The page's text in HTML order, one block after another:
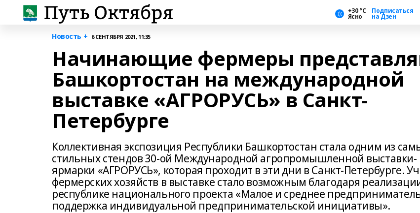
+30 °С
Ясно
Подписаться
на Дзен
Новость + 6 СЕНТЯБРЯ 2021, 11:35
Начинающие фермеры
Башкортостан на международной
выставке «АГРОРУСЬ» в Санкт-
Петербурге
Коллективная экспозиция Республики Башкортостан стала одним из
стильных стендов 30-ой Международной агропромышленной выставки-
ярмарки «АГРОРУСЬ», которая проходит в эти дни в Санкт-Петербурге.
фермерских хозяйств в выставке стало возможным благодаря
республике национального проекта «Малое и среднее
поддержка индивидуальной предпринимательской инициативы».